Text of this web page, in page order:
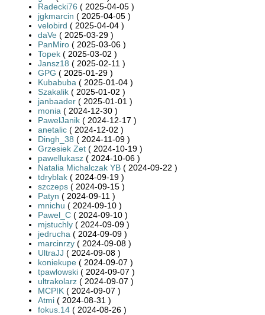
Radecki76 ( 2025-04-05 )
jgkmarcin ( 2025-04-05 )
velobird ( 2025-04-04 )
daVe ( 2025-03-29 )
PanMiro ( 2025-03-06 )
Topek ( 2025-03-02 )
Jansz18 ( 2025-02-11 )
GPG ( 2025-01-29 )
Kubabuba ( 2025-01-04 )
Szakalik ( 2025-01-02 )
janbaader ( 2025-01-01 )
monia ( 2024-12-30 )
PawelJanik ( 2024-12-17 )
anetalic ( 2024-12-02 )
Dingh_38 ( 2024-11-09 )
Grzesiek Zet ( 2024-10-19 )
pawellukasz ( 2024-10-06 )
Natalia Michalczak YB ( 2024-09-22 )
tdryblak ( 2024-09-19 )
szczeps ( 2024-09-15 )
Patyn ( 2024-09-11 )
mnichu ( 2024-09-10 )
Pawel_C ( 2024-09-10 )
mjstuchly ( 2024-09-09 )
jedrucha ( 2024-09-09 )
marcinrzy ( 2024-09-08 )
UltraJJ ( 2024-09-08 )
koniekupe ( 2024-09-07 )
tpawlowski ( 2024-09-07 )
ultrakolarz ( 2024-09-07 )
MCPIK ( 2024-09-07 )
Atmi ( 2024-08-31 )
fokus.14 ( 2024-08-26 )